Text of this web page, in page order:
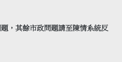
，其餘市政問題請至陳情系統反